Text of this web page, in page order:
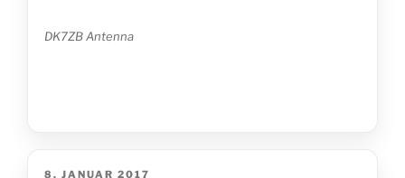
DK7ZB Antenna
VERÖFFENTLICHT
8. JANUAR 2017